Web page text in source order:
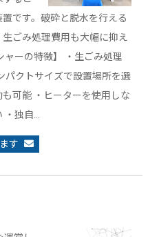
です。破砕と脱水を行える
ごみ処理費用も大幅に抑え
ャーの特徴】 ・生ごみ処理
パクトサイズで設置場所を選
可能 ・ヒーターを使用しな
独自…
す